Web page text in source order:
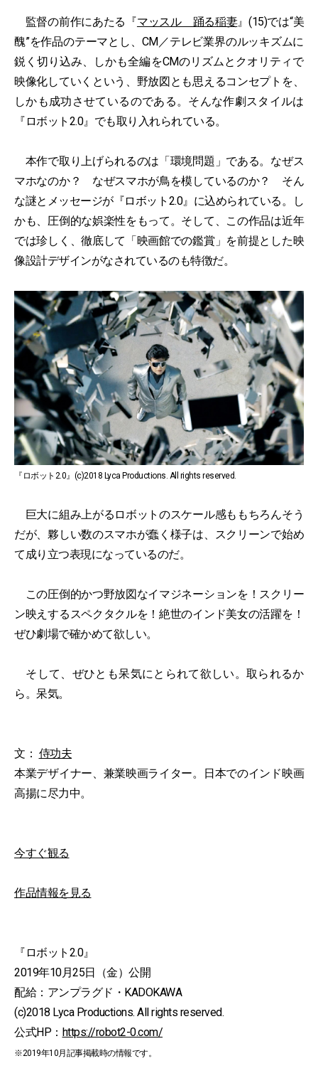
監督の前作にあたる『マッスル 踊る稲妻』(15)では“美
醜”を作品のテーマとし、CM／テレビ業界のルッキズムに
鋭く切り込み、しかも全編をCMのリズムとクオリティで
映像化していくという、野放図とも思えるコンセプトを、
しかも成功させているのである。そんな作劇スタイルは
『ロボット2.0』でも取り入れられている。
本作で取り上げられるのは「環境問題」である。なぜス
マホなのか？ なぜスマホが鳥を模しているのか？ そん
な謎とメッセージが『ロボット2.0』に込められている。し
かも、圧倒的な娯楽性をもって。そして、この作品は近年
では珍しく、徹底して「映画館での鑑賞」を前提とした映
像設計デザインがなされているのも特徴だ。
『ロボット2.0』(c)2018 Lyca Productions. All rights reserved.
巨大に組み上がるロボットのスケール感ももちろんそう
だが、夥しい数のスマホが蠢く様子は、スクリーンで始め
て成り立つ表現になっているのだ。
この圧倒的かつ野放図なイマジネーションを！スクリー
ン映えするスペクタクルを！絶世のインド美女の活躍を！
ぜひ劇場で確かめて欲しい。
そして、ぜひとも呆気にとられて欲しい。取られるか
ら。呆気。
文： 侍功夫
本業デザイナー、兼業映画ライター。日本でのインド映画
高揚に尽力中。
今すぐ観る
作品情報を見る
『ロボット2.0』
2019年10月25日（金）公開
配給：アンプラグド・KADOKAWA
(c)2018 Lyca Productions. All rights reserved.
公式HP： https://robot2-0.com/
※2019年10月記事掲載時の情報です。